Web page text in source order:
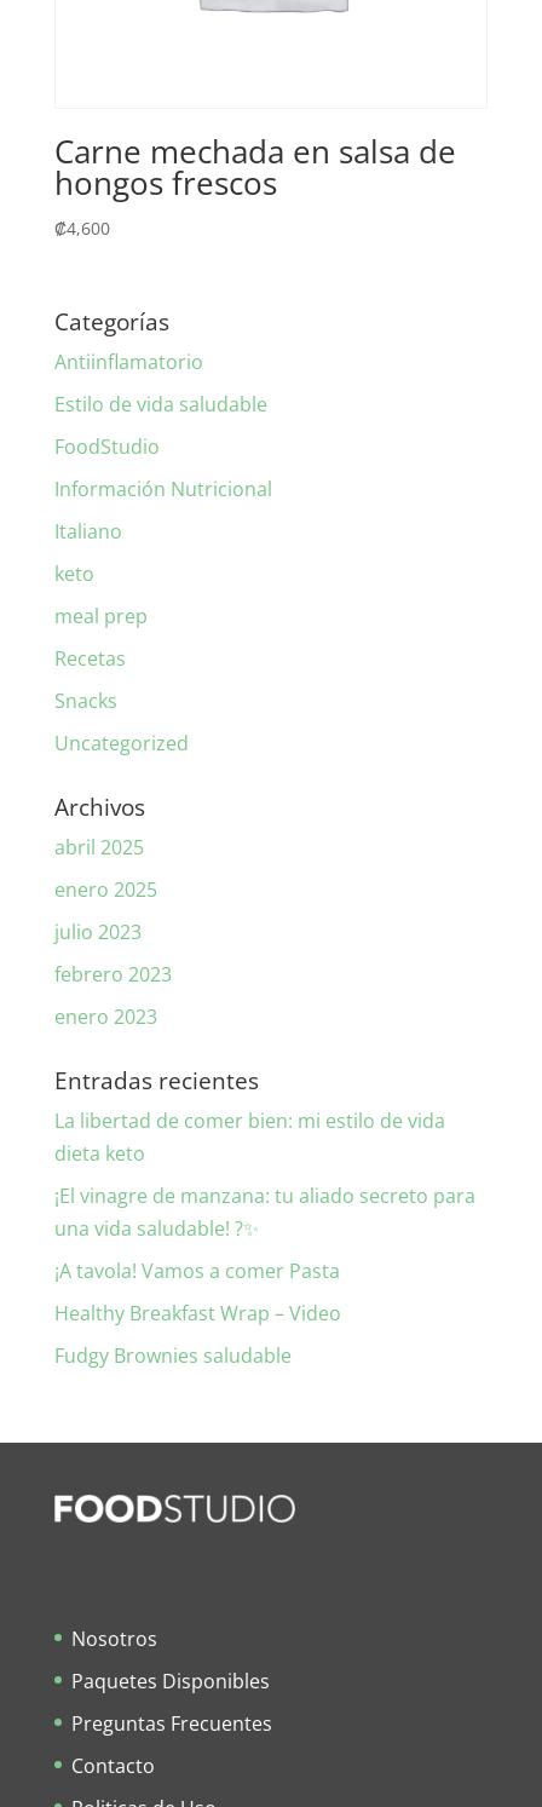
Carne mechada en salsa de
hongos frescos
₡4,600
Categorías
Antiinflamatorio
Estilo de vida saludable
FoodStudio
Información Nutricional
Italiano
keto
meal prep
Recetas
Snacks
Uncategorized
Archivos
abril 2025
enero 2025
julio 2023
febrero 2023
enero 2023
Entradas recientes
La libertad de comer bien: mi estilo de vida
dieta keto
¡El vinagre de manzana: tu aliado secreto para
una vida saludable! ?✨
¡A tavola! Vamos a comer Pasta
Healthy Breakfast Wrap – Video
Fudgy Brownies saludable
Nosotros
Paquetes Disponibles
Preguntas Frecuentes
Contacto